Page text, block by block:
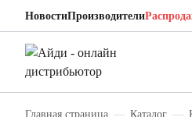
НовостиПроизводители
Главная страница Каталог
AMP 7-1644076-4
Шнур